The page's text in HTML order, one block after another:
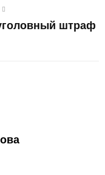
штраф